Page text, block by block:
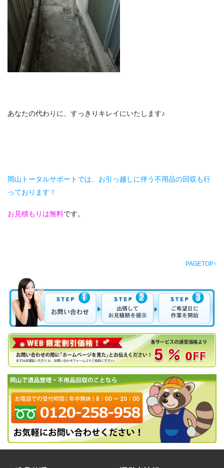
あなたの代わりに、すっきりキレイにいたします♪
岡山トータルサポートでは、お引っ越しに伴う不用品の回収も行
っております！
お見積もりは無料です。
PAGETOP↑